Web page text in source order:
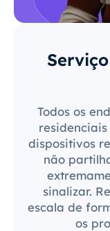
Todos os
dispositivos
não
sinalizar.
escala de
os